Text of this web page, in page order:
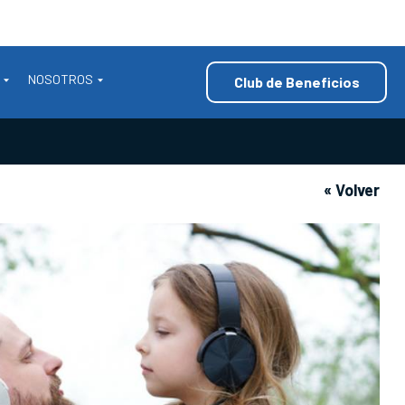
NOSOTROS Club de Beneficios
« Volver